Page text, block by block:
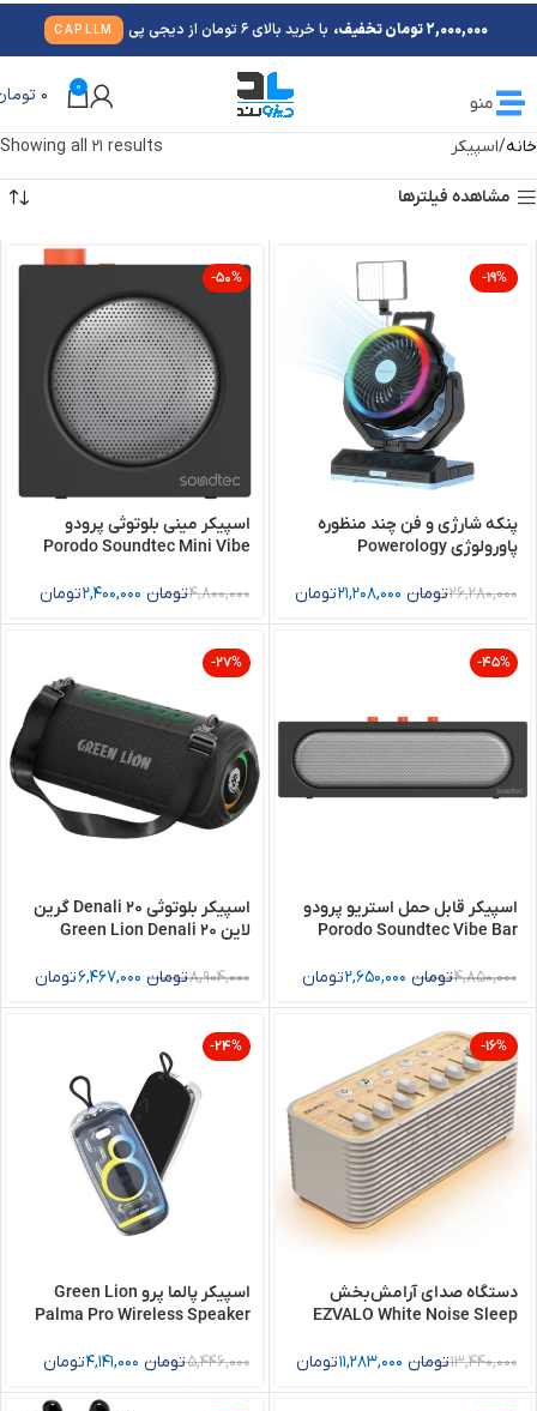
منو
0
0
خانه اسپیکر Showing all 21 results
مشاهده فیلترها
-19%
پنکه شارژی و فن چند منظوره
پاورولوژی Powerology
PWMDF92BLBK
26,280,000تومان 21,208,000تومان
-50%
اسپیکر مینی بلوتوثی پرودو
Porodo Soundtec Mini Vibe
Speaker
4,800,000تومان 2,400,000تومان
-45%
اسپیکر قابل حمل استریو پرودو
Porodo Soundtec Vibe Bar
4,850,000تومان 2,650,000تومان
-27%
اسپیکر بلوتوثی 20 Denali گرین
لاین Green Lion Denali 20
8,904,000تومان 6,467,000تومان
-16%
دستگاه صدای آرامش‌بخش
EZVALO White Noise Sleep
13,440,000تومان 11,283,000تومان
-24%
اسپیکر پالما پرو Green Lion
Palma Pro Wireless Speaker
5,446,000تومان 4,141,000تومان
2,000,000 تومان تخفیف، با خرید بالای 6 تومان از دیجی پی CAPLLM